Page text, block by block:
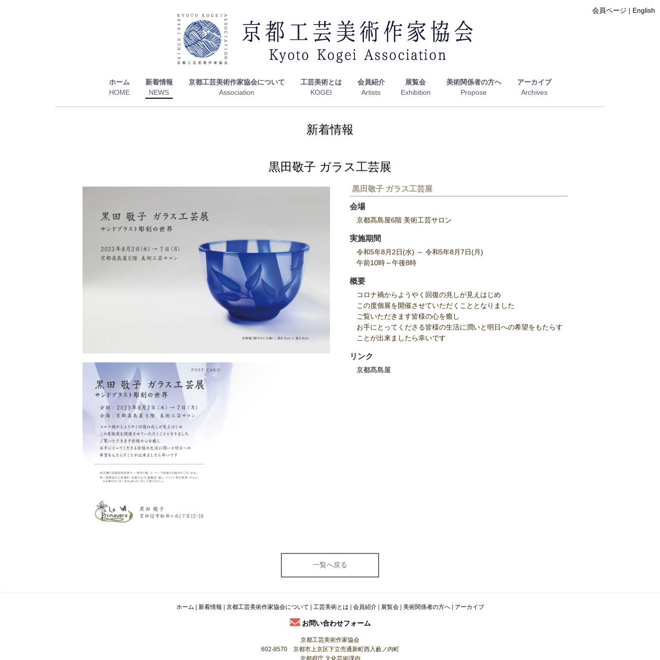
会員ページ | English
ホーム 新着情報 京都工芸美術作家協会について 工芸美術とは 会員紹介 展覧会 美術関係者の方へ アーカイブ
新着情報
黒田敬子 ガラス工芸展
黒田敬子 ガラス工芸展
会場
京都髙島屋6階 美術工芸サロン
実施期間
令和5年8月2日(水) ～ 令和5年8月7日(月)
午前10時～午後8時
概要
コロナ禍からようやく回復の兆しが見えはじめ
この度個展を開催させていただくこととなりました
ご覧いただきます皆様の心を癒し
お手にとってくださる皆様の生活に潤いと明日への希望をもたらす
ことが出来ましたら幸いです
リンク
京都髙島屋
ホーム 新着情報 京都工芸美術作家協会について 工芸美術とは 会員紹介| 展覧会| 美術関係者の方へ| アーカイブ
お問い合わせフォーム
京都工芸美術作家協会
602-8570 京都市上京区下立売通新町西入藪ノ内町